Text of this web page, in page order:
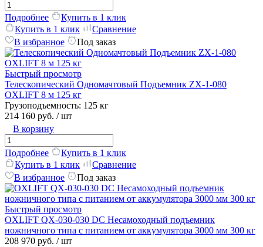
Подробнее
Купить в 1 клик
Купить в 1 клик
Сравнение
В избранное
Под заказ
Быстрый просмотр
Телескопический Одномачтовый Подъемник ZX-1-080
OXLIFT 8 м 125 кг
Грузоподъемность: 125 кг
214 160 руб. / шт
В корзину
Подробнее
Купить в 1 клик
Купить в 1 клик
Сравнение
В избранное
Под заказ
Быстрый просмотр
OXLIFT QX-030-030 DC Несамоходный подъемник
ножничного типа с питанием от аккумулятора 3000 мм 300 кг
208 970 руб. / шт